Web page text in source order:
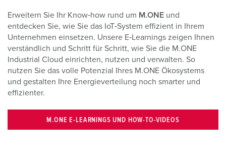
Erweitern Sie Ihr Know‑how rund um M.ONE und
entdecken Sie, wie Sie das IoT‑System effizient in Ihrem
Unternehmen einsetzen. Unsere E‑Learnings zeigen Ihnen
verständlich und Schritt für Schritt, wie Sie die M.ONE
Industrial Cloud einrichten, nutzen und verwalten. So
nutzen Sie das volle Potenzial Ihres M.ONE Ökosystems
und gestalten Ihre Energieverteilung noch smarter und
effizienter.
M.ONE E-LEARNINGS UND HOW-TO-VIDEOS